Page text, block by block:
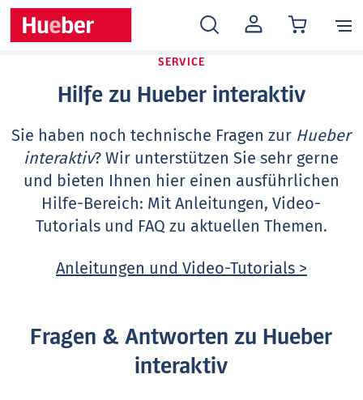
MEIN
KONTO
SERVICE
Hilfe zu Hueber interaktiv
Sie haben noch technische Fragen zur Hueber
interaktiv? Wir unterstützen Sie sehr gerne
und bieten Ihnen hier einen ausführlichen
Hilfe-Bereich: Mit Anleitungen, Video-
Tutorials und FAQ zu aktuellen Themen.
Anleitungen und Video-Tutorials >
Fragen & Antworten zu Hueber
interaktiv